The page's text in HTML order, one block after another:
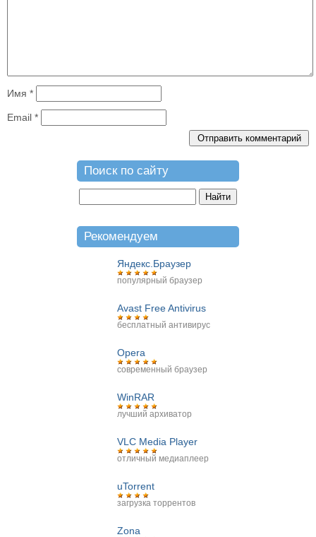
Имя *
Email *
Поиск по сайту
Рекомендуем
Яндекс.Браузер
популярный браузер
Avast Free Antivirus
бесплатный антивирус
Opera
современный браузер
WinRAR
лучший архиватор
VLC Media Player
отличный медиаплеер
uTorrent
загрузка торрентов
Zona